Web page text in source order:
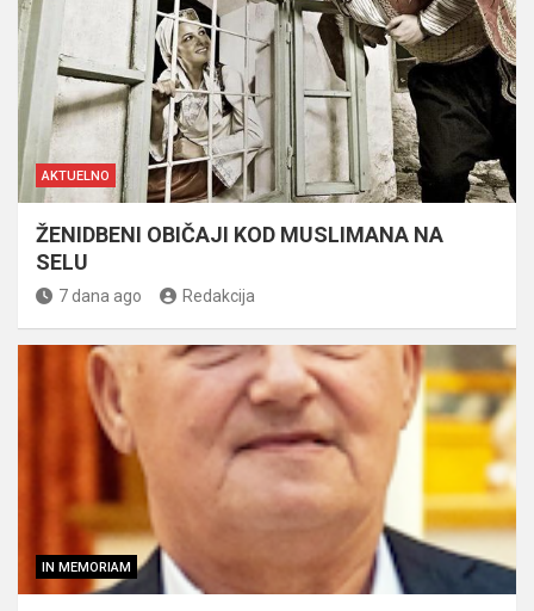
AKTUELNO
ŽENIDBENI OBIČAJI KOD MUSLIMANA NA
SELU
7 dana ago Redakcija
IN MEMORIAM